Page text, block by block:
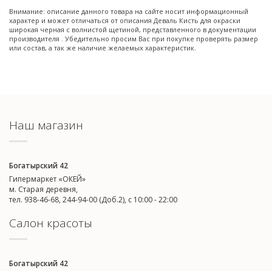
Внимание: описание данного товара на сайте носит информационный
характер и может отличаться от описания Деваль Кисть для окраски
широкая черная с волнистой щетиной, представленного в документации
производителя . Убедительно просим Вас при покупке проверять размер
или состав, а так же наличие желаемых характеристик.
Наш магазин
Богатырский 42
Гипермаркет «ОКЕЙ»
м. Старая деревня,
тел. 938-46-68, 244-94-00 (Доб.2), c 10:00 - 22:00
Салон красоты
Богатырский 42